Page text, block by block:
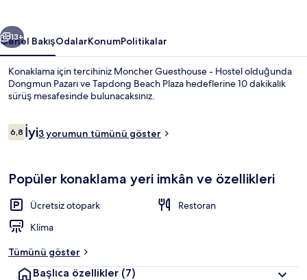
Restoran
Sonraki
13+
Genel BakışOdalarKonumPolitikalar
Konaklama için tercihiniz Moncher Guesthouse - Hostel olduğunda
Dongmun Pazarı ve Tapdong Beach Plaza hedeflerine 10 dakikalık
sürüş mesafesinde bulunacaksınız.
Yorumlar
6,86,8/10
İyi3 yorumun tümünü göster
Popüler konaklama yeri imkân ve özellikleri
Ücretsiz otopark
Restoran
Klima
Tümünü göster
Başlıca özellikler (7)